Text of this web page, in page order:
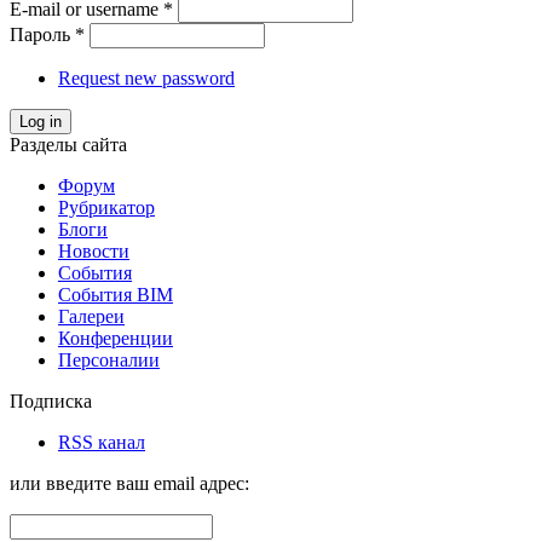
E-mail or username *
Пароль *
Request new password
Log in
Разделы сайта
Форум
Рубрикатор
Блоги
Новости
События
События BIM
Галереи
Конференции
Персоналии
Подписка
RSS канал
или введите ваш email адрес: